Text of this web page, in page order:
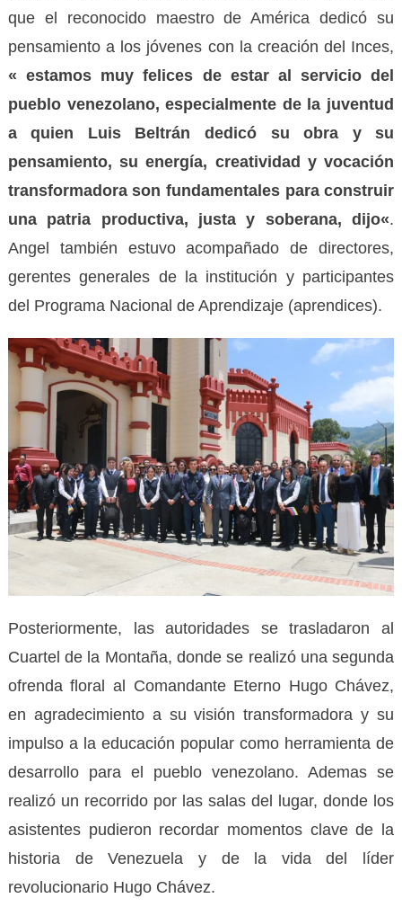
que el reconocido maestro de América dedicó su
pensamiento a los jóvenes con la creación del Inces,
« estamos muy felices de estar al servicio del
pueblo venezolano, especialmente de la juventud
a quien Luis Beltrán dedicó su obra y su
pensamiento,su energía, creatividad y vocación
transformadora son fundamentales para construir
una patria productiva, justa y soberana,dijo«.
Angel también estuvo acompañado de directores,
gerentes generales de la institución y participantes
del Programa Nacional de Aprendizaje (aprendices).
Posteriormente, las autoridades se trasladaron al
Cuartel de la Montaña, donde se realizó una segunda
ofrenda floral al Comandante Eterno Hugo Chávez,
en agradecimiento a su visión transformadora y su
impulso a la educación popular como herramienta de
desarrollo para el pueblo venezolano. Ademas se
realizó un recorrido por las salas del lugar, donde los
asistentes pudieron recordar momentos clave de la
historia de Venezuela y de la vida del líder
revolucionario Hugo Chávez.